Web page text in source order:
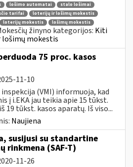
lošimo automatai
stalo lošimai
tarifai
loterijų ir lošimų mokestis
loterijų mokestis
lošimų mokestis
žinyno kategorijos: Kiti
lošimų mokestis
75 proc. kasos
11-10
inspekcija (VMI) informuoja, kad
į i.EKA jau teikia apie 15 tūkst.
19 tūkst. kasos aparatų. Iš viso...
Naujiena
susijusi su standartine
rinkmena (SAF-T)
11-26